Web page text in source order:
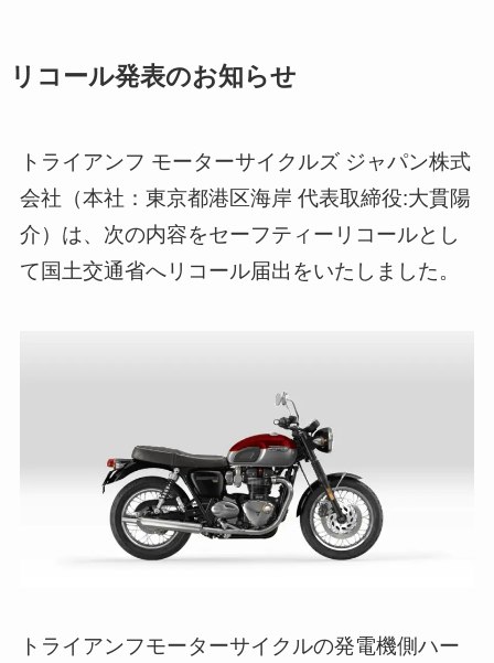
リコール発表のお知らせ
トライアンフ モーターサイクルズ ジャパン株式
会社（本社：東京都港区海岸 代表取締役:大貫陽
介）は、次の内容をセーフティーリコールとし
て国土交通省へリコール届出をいたしました。
トライアンフモーターサイクルの発電機側ハー